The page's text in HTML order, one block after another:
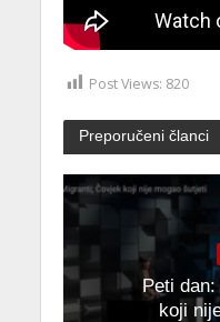
Post Views: 820
Preporučeni članci
Peti
koji